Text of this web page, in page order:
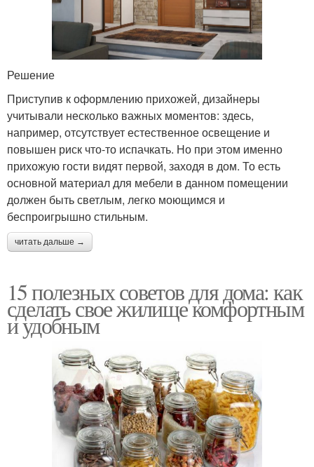
Решение
Приступив к оформлению прихожей, дизайнеры
учитывали несколько важных моментов: здесь,
например, отсутствует естественное освещение и
повышен риск что-то испачкать. Но при этом именно
прихожую гости видят первой, заходя в дом. То есть
основной материал для мебели в данном помещении
должен быть светлым, легко моющимся и
беспроигрышно стильным.
читать дальше →
15 полезных советов для дома: как
сделать свое жилище комфортным
и удобным